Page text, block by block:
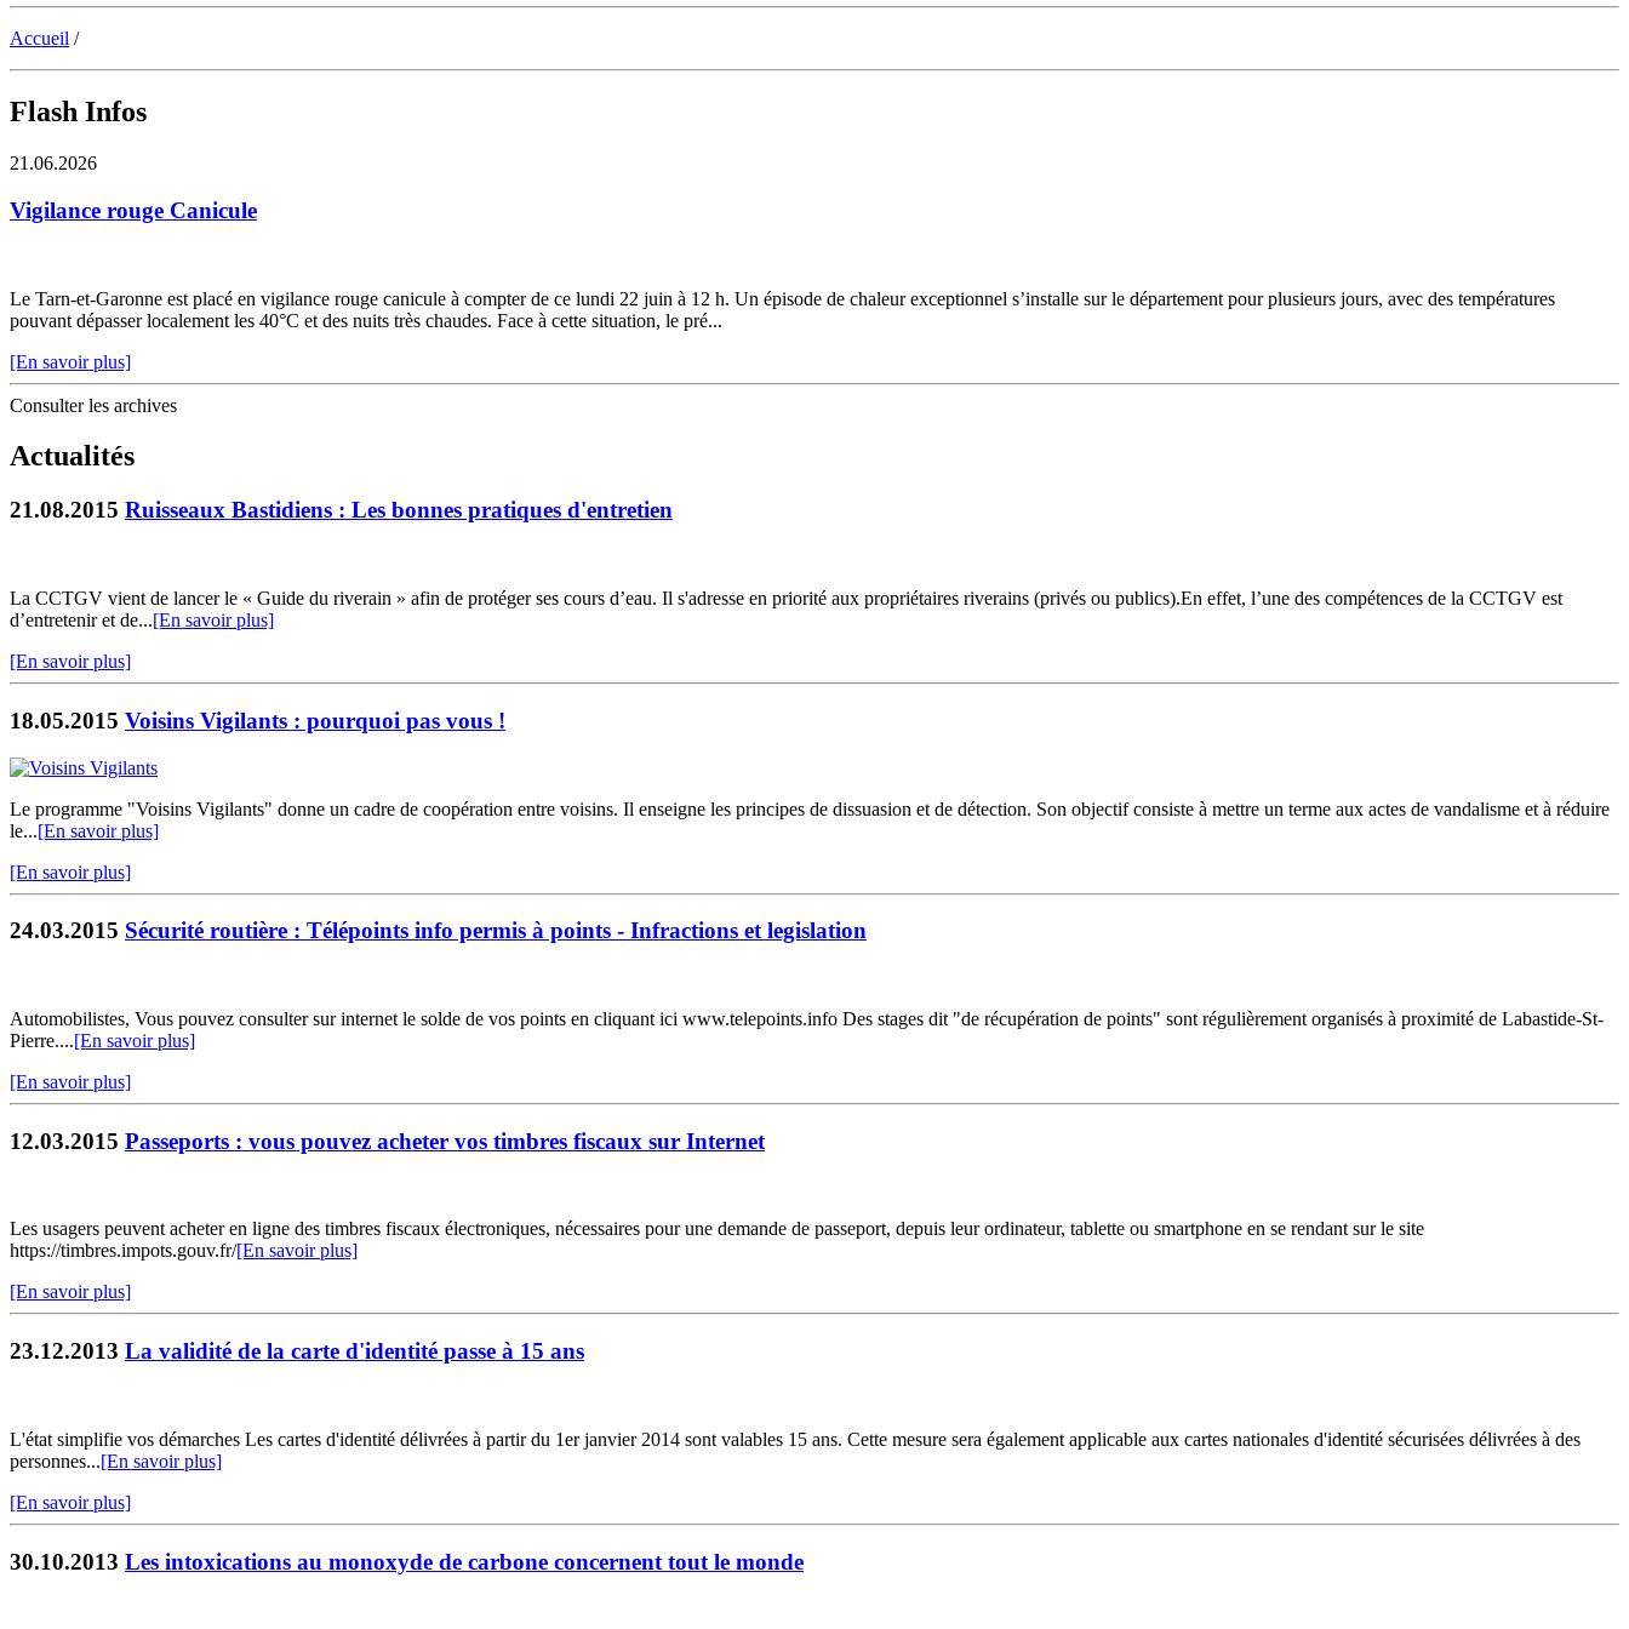
Accueil /
Flash Infos
21.06.2026
Vigilance rouge Canicule
Le Tarn-et-Garonne est placé en vigilance rouge canicule à compter de ce lundi 22 juin à 12 h. Un épisode de chaleur exceptionnel s’installe sur le département pour plusieurs jours, avec des températures
pouvant dépasser localement les 40°C et des nuits très chaudes. Face à cette situation, le pré...
[En savoir plus]
Consulter les archives
Actualités
21.08.2015 Ruisseaux Bastidiens : Les bonnes pratiques d'entretien
La CCTGV vient de lancer le « Guide du riverain » afin de protéger ses cours d’eau. Il s'adresse en priorité aux propriétaires riverains (privés ou publics).En effet, l’une des compétences de la CCTGV est
d’entretenir et de...[En savoir plus]
[En savoir plus]
18.05.2015 Voisins Vigilants : pourquoi pas vous !
Le programme "Voisins Vigilants" donne un cadre de coopération entre voisins. Il enseigne les principes de dissuasion et de détection. Son objectif consiste à mettre un terme aux actes de vandalisme et à réduire
le...[En savoir plus]
[En savoir plus]
24.03.2015 Sécurité routière : Télépoints info permis à points - Infractions et legislation
Automobilistes, Vous pouvez consulter sur internet le solde de vos points en cliquant ici www.telepoints.info Des stages dit "de récupération de points" sont régulièrement organisés à proximité de Labastide-St-
Pierre....[En savoir plus]
[En savoir plus]
12.03.2015 Passeports : vous pouvez acheter vos timbres fiscaux sur Internet
Les usagers peuvent acheter en ligne des timbres fiscaux électroniques, nécessaires pour une demande de passeport, depuis leur ordinateur, tablette ou smartphone en se rendant sur le site
https://timbres.impots.gouv.fr/[En savoir plus]
[En savoir plus]
23.12.2013 La validité de la carte d'identité passe à 15 ans
L'état simplifie vos démarches Les cartes d'identité délivrées à partir du 1er janvier 2014 sont valables 15 ans. Cette mesure sera également applicable aux cartes nationales d'identité sécurisées délivrées à des
personnes...[En savoir plus]
[En savoir plus]
30.10.2013 Les intoxications au monoxyde de carbone concernent tout le monde